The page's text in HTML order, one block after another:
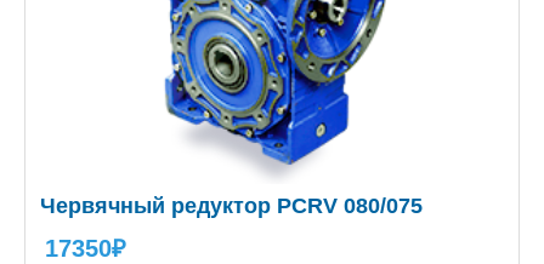
Червячный редуктор PCRV 080/075
17350₽